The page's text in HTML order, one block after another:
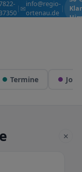
| ✉info@regio-
ortenau.de
|
Termine Jobs
×